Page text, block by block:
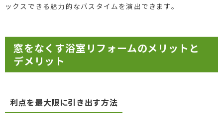
ックスできる魅力的なバスタイムを演出できます。
窓をなくす浴室リフォームのメリットと
デメリット
利点を最大限に引き出す方法